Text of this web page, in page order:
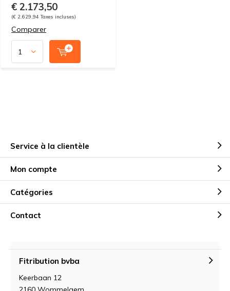
€ 2.173,50
(€ 2.629,94 Taxes incluses)
Comparer
Service à la clientèle
Mon compte
Catégories
Contact
Fitribution bvba
Keerbaan 12